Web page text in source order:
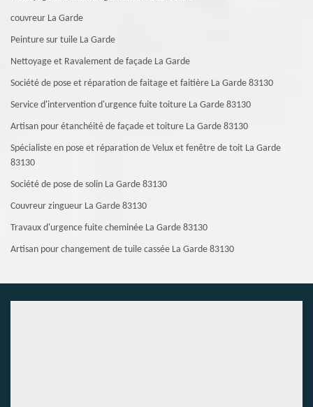
couvreur La Garde
Peinture sur tuile La Garde
Nettoyage et Ravalement de façade La Garde
Société de pose et réparation de faitage et faitière La Garde 83130
Service d'intervention d'urgence fuite toiture La Garde 83130
Artisan pour étanchéité de façade et toiture La Garde 83130
Spécialiste en pose et réparation de Velux et fenêtre de toit La Garde
83130
Société de pose de solin La Garde 83130
Couvreur zingueur La Garde 83130
Travaux d'urgence fuite cheminée La Garde 83130
Artisan pour changement de tuile cassée La Garde 83130